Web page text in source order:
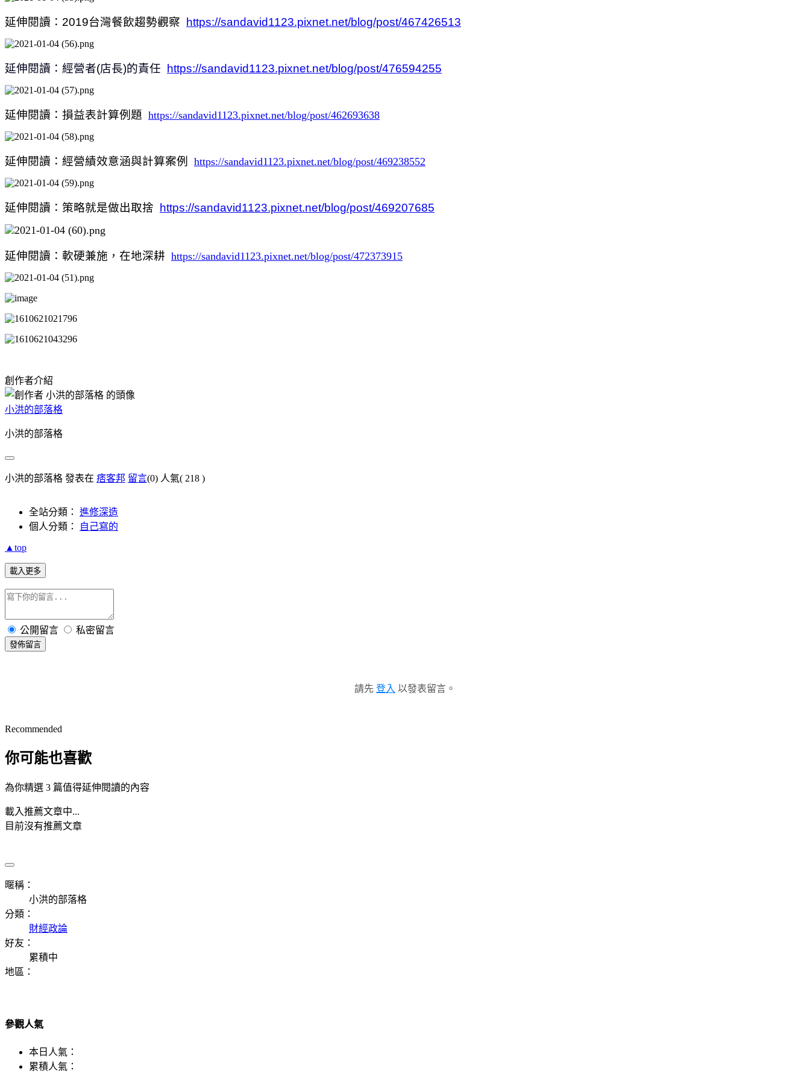
延伸閱讀： 2019台灣餐飲趨勢觀察 https://sandavid1123.pixnet.net/blog/post/467426513
延伸閱讀：經營者(店長)的責任 https://sandavid1123.pixnet.net/blog/post/476594255
延伸閱讀：損益表計算例題 https://sandavid1123.pixnet.net/blog/post/462693638
延伸閱讀：經營績效意涵與計算案例 https://sandavid1123.pixnet.net/blog/post/469238552
延伸閱讀：策略就是做出取捨 https://sandavid1123.pixnet.net/blog/post/469207685
延伸閱讀：軟硬兼施，在地深耕 https://sandavid1123.pixnet.net/blog/post/472373915
創作者介紹
小洪的部落格
小洪的部落格
小洪的部落格 發表在 痞客邦 留言(0) 人氣( 218 )
全站分類： 進修深造
個人分類：
自己寫的
▲top
載入更多
公開留言 私密留言
發佈留言
請先 登入 以發表留言。
Recommended
你可能也喜歡
為你精選 3 篇值得延伸閱讀的內容
載入推薦文章中...
目前沒有推薦文章
暱稱：
小洪的部落格
分類：
財經政論
好友：
累積中
地區：
參觀人氣
本日人氣：
累積人氣：